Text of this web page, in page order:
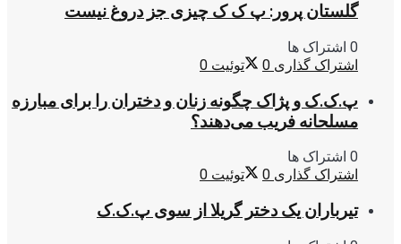
گلستان پرور: پ ک ک چیزی جز دروغ نیست
0 اشتراک ها
اشتراک گذاری 0 توئیت 0
پ.ک.ک و پژاک چگونه زنان و دختران را برای مبارزه
مسلحانه فریب می‌دهند؟
0 اشتراک ها
اشتراک گذاری 0 توئیت 0
تیرباران یک دختر گریلا از سوی پ.ک.ک